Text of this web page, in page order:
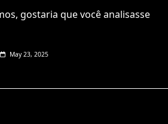
gostaria que você analisasse
May 23, 2025